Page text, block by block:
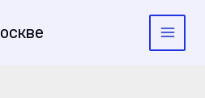
Main